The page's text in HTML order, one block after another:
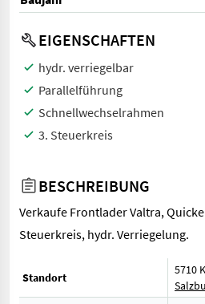
EIGENSCHAFTEN
hydr. verriegelbar
Parallelführung
Schnellwechselrahmen
3. Steuerkreis
BESCHREIBUNG
Verkaufe Frontlader Valtra, Quicke
Steuerkreis, hydr. Verriegelung.
Standort
5710